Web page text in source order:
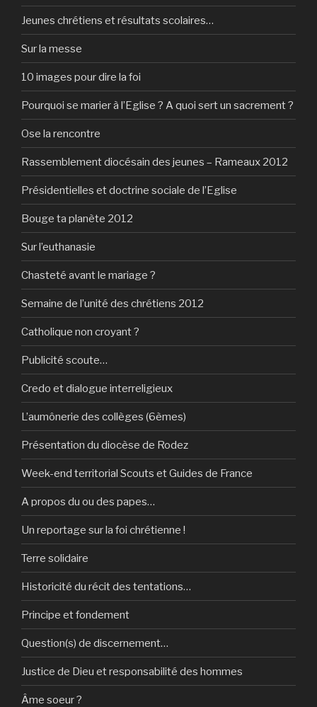
Jeunes chrétiens et résultats scolaires…
Sur la messe
10 images pour dire la foi
Pourquoi se marier à l’Eglise ? A quoi sert un sacrement ?
Ose la rencontre
Rassemblement diocésain des jeunes – Rameaux 2012
Présidentielles et doctrine sociale de l’Eglise
Bouge ta planète 2012
Sur l’euthanasie
Chasteté avant le mariage ?
Semaine de l’unité des chrétiens 2012
Catholique non croyant ?
Publicité scoute…
Credo et dialogue interreligieux
L’aumônerie des collèges (6èmes)
Présentation du diocèse de Rodez
Week-end territorial Scouts et Guides de France
A propos du ou des papes…
Un reportage sur la foi chrétienne !
Terre solidaire
Historicité du récit des tentations…
Principe et fondement
Question(s) de discernement…
Justice de Dieu et responsabilité des hommes
Âme soeur ?